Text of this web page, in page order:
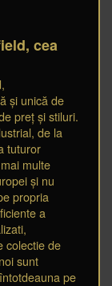
cea
și unică de
preț și stiluri.
de la
tuturor
multe
și nu
propria
a
colectie de
sunt
pe